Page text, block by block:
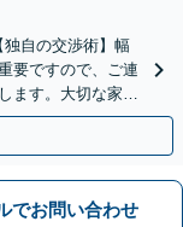
独自の交渉術】幅
要ですので、ご連
ます。大切な家族
でお問い合わせ